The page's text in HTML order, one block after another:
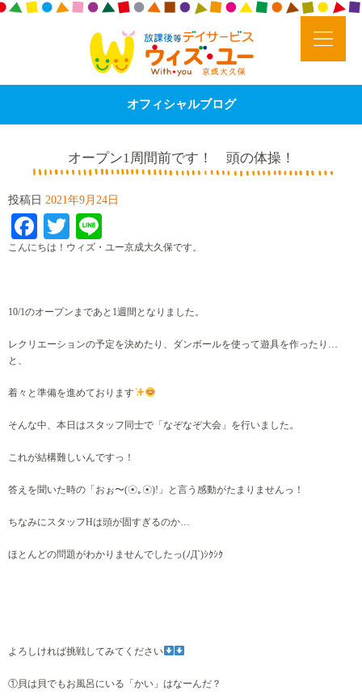
オフィシャルブログ
オープン1周間前です！ 頭の体操！
投稿日 2021年9月24日
Facebook
Twitter
こんにちは！ウィズ・ユー京成大久保です。
10/1のオープンまであと1週間となりました。
レクリエーションの予定を決めたり、ダンボールを使って遊具を作ったり…
と、
着々と準備を進めております
そんな中、本日はスタッフ同士で「なぞなぞ大会」を行いました。
これが結構難しいんですっ！
答えを聞いた時の「おぉ〜(☉｡☉)!」と言う感動がたまりませんっ！
ちなみにスタッフHは頭が固すぎるのか…
ほとんどの問題がわかりませんでしたっ(ﾉД`)ｼｸｼｸ
よろしければ挑戦してみてください
①貝は貝でもお風呂にいる「かい」はなーんだ？